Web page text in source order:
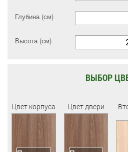
Глубина (см)
Высота (см)
ВЫБОР
Цвет корпуса Цвет двери